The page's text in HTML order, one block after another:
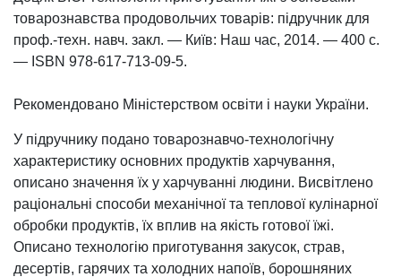
товарознавства продовольчих товарів: підручник для
проф.-техн. навч. закл. — Київ: Наш час, 2014. — 400 с.
— ISBN 978-617-713-09-5.
Рекомендовано Міністерством освіти і науки України.
У підручнику подано товарознавчо-технологічну
характеристику основних продуктів харчування,
описано значення їх у харчуванні людини. Висвітлено
раціональні способи механічної та теплової кулінарної
обробки продуктів, їх вплив на якість готової їжі.
Описано технологію приготування закусок, страв,
десертів, гарячих та холодних напоїв, борошняних